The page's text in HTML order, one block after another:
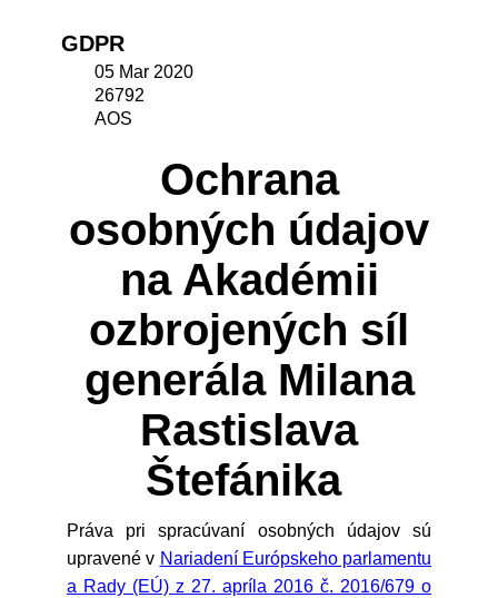
GDPR
05 Mar 2020
26792
AOS
Ochrana
osobných údajov
na Akadémii
ozbrojených síl
generála Milana
Rastislava
Štefánika
Práva pri spracúvaní osobných údajov sú
upravené v Nariadení Európskeho parlamentu
a Rady (EÚ) z 27. apríla 2016 č. 2016/679 o